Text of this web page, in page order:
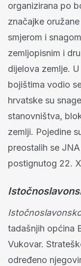
organizirana po
značajke
smjerom i
zemljopisnim i
dijelova zemlje.
bojištima vodio
hrvatske su
stanovništva,
zemlji. Pojedine
preostalih se
postignutog 22.
tadašnjih općina
Vukovar.
određeno